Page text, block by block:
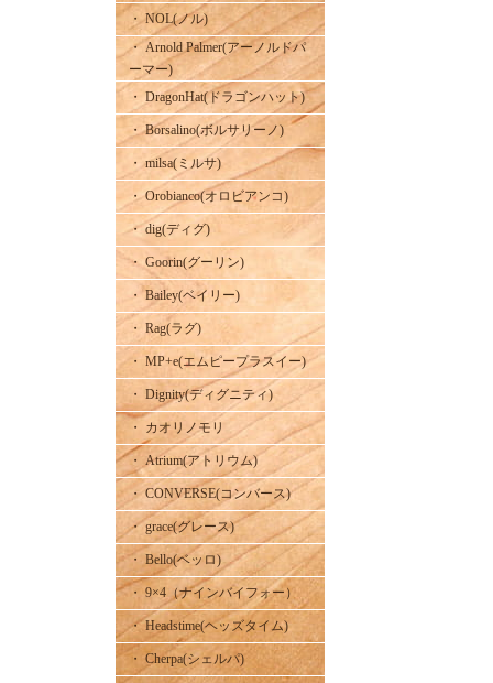
・ NOL(ノル)
・ Arnold Palmer(アーノルドパ
ーマー)
・ DragonHat(ドラゴンハット)
・ Borsalino(ボルサリーノ)
・ milsa(ミルサ)
・ Orobianco(オロビアンコ)
・ dig(ディグ)
・ Goorin(グーリン)
・ Bailey(ベイリー)
・ Rag(ラグ)
・ MP+e(エムピープラスイー)
・ Dignity(ディグニティ)
・ カオリノモリ
・ Atrium(アトリウム)
・ CONVERSE(コンバース)
・ grace(グレース)
・ Bello(ベッロ)
・ 9×4（ナインバイフォー）
・ Headstime(ヘッズタイム)
・ Cherpa(シェルパ)